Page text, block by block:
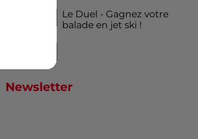
Le Duel - Gagnez votre
balade en jet ski !
Newsletter